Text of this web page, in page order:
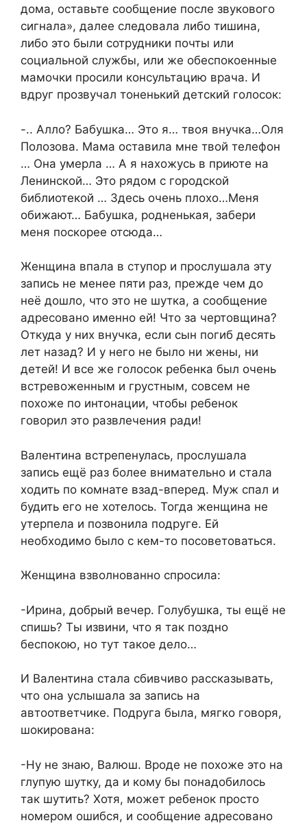
дома, оставьте сообщение после звукового
сигнала», далее следовала либо тишина,
либо это были сотрудники почты или
социальной службы, или же обеспокоенные
мамочки просили консультацию врача. И
вдруг прозвучал тоненький детский голосок:
-.. Алло? Бабушка… Это я… твоя внучка…Оля
Полозова. Мама оставила мне твой телефон
… Она умерла … А я нахожусь в приюте на
Ленинской… Это рядом с городской
библиотекой … Здесь очень плохо…Меня
обижают… Бабушка, родненькая, забери
меня поскорее отсюда…
Женщина впала в ступор и прослушала эту
запись не менее пяти раз, прежде чем до
неё дошло, что это не шутка, а сообщение
адресовано именно ей! Что за чертовщина?
Откуда у них внучка, если сын погиб десять
лет назад? И у него не было ни жены, ни
детей! И все же голосок ребенка был очень
встревоженным и грустным, совсем не
похоже по интонации, чтобы ребенок
говорил это развлечения ради!
Валентина встрепенулась, прослушала
запись ещё раз более внимательно и стала
ходить по комнате взад-вперед. Муж спал и
будить его не хотелось. Тогда женщина не
утерпела и позвонила подруге. Ей
необходимо было с кем-то посоветоваться.
Женщина взволнованно спросила:
-Ирина, добрый вечер. Голубушка, ты ещё не
спишь? Ты извини, что я так поздно
беспокою, но тут такое дело…
И Валентина стала сбивчиво рассказывать,
что она услышала за запись на
автоответчике. Подруга была, мягко говоря,
шокирована:
-Ну не знаю, Валюш. Вроде не похоже это на
глупую шутку, да и кому бы понадобилось
так шутить? Хотя, может ребенок просто
номером ошибся, и сообщение адресовано